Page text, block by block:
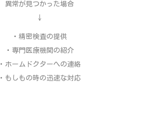
異常が見つかった場合
↓
・精密検査の提供
・専門医療機関の紹介
・ホームドクターへの連絡
・もしもの時の迅速な対応